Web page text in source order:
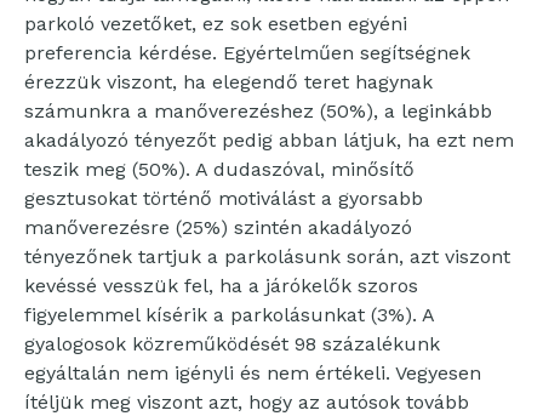
parkoló vezetőket, ez sok esetben egyéni
preferencia kérdése. Egyértelműen segítségnek
érezzük viszont, ha elegendő teret hagynak
számunkra a manőverezéshez (50%), a leginkább
akadályozó tényezőt pedig abban látjuk, ha ezt nem
teszik meg (50%). A dudaszóval, minősítő
gesztusokat történő motiválást a gyorsabb
manőverezésre (25%) szintén akadályozó
tényezőnek tartjuk a parkolásunk során, azt viszont
kevéssé vesszük fel, ha a járókelők szoros
figyelemmel kísérik a parkolásunkat (3%). A
gyalogosok közreműködését 98 százalékunk
egyáltalán nem igényli és nem értékeli. Vegyesen
ítéljük meg viszont azt, hogy az autósok tovább